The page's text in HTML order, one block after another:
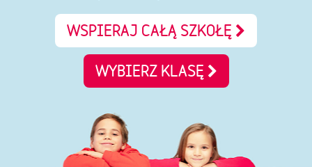
WSPIERAJ CAŁĄ SZKOŁĘ
WYBIERZ KLASĘ